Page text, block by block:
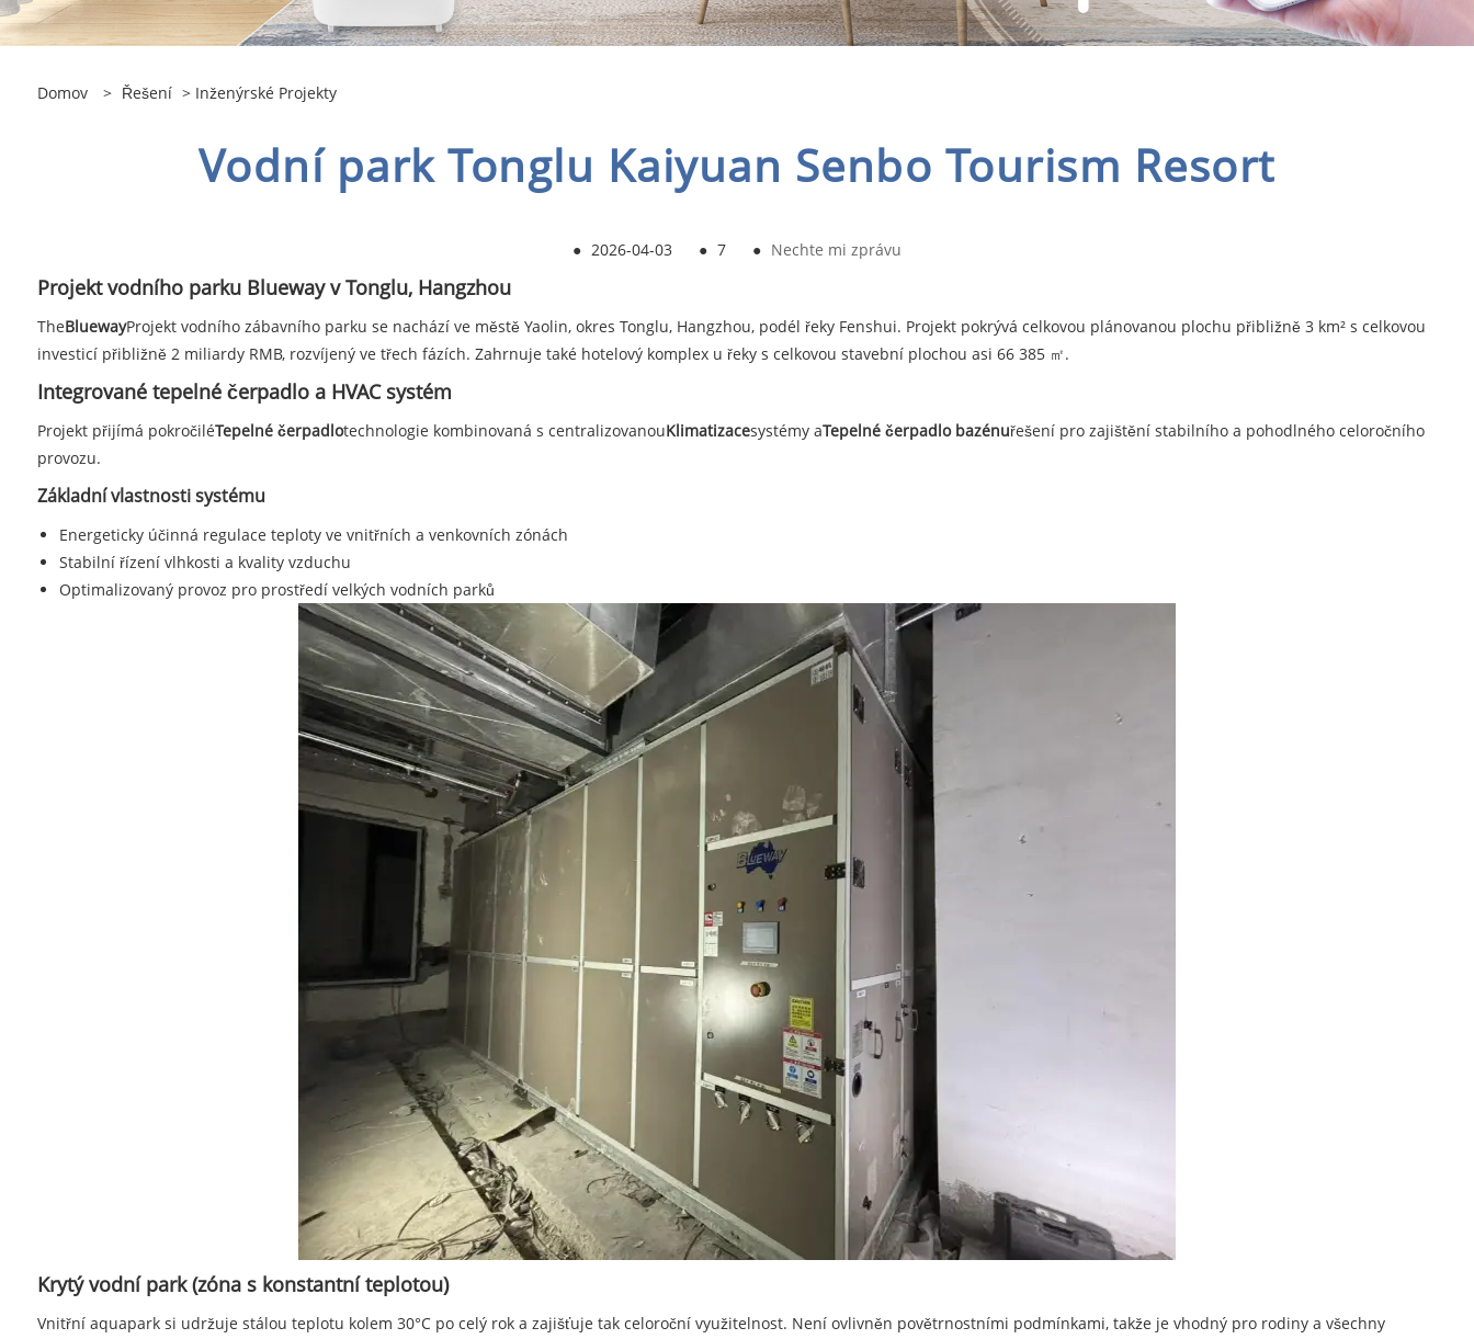
Domov > Řešení > Inženýrské Projekty
Vodní park Tonglu Kaiyuan Senbo Tourism Resort
● 2026-04-03 ● 7 ● Nechte mi zprávu
Projekt vodního parku Blueway v Tonglu, Hangzhou
TheBluewayProjekt vodního zábavního parku se nachází ve městě Yaolin, okres Tonglu, Hangzhou, podél řeky Fenshui. Projekt pokrývá celkovou plánovanou plochu přibližně 3 km² s celkovou
investicí přibližně 2 miliardy RMB, rozvíjený ve třech fázích. Zahrnuje také hotelový komplex u řeky s celkovou stavební plochou asi 66 385 ㎡.
Integrované tepelné čerpadlo a HVAC systém
Projekt přijímá pokročiléTepelné čerpadlotechnologie kombinovaná s centralizovanouKlimatizacesystémy aTepelné čerpadlo bazénuřešení pro zajištění stabilního a pohodlného celoročního
provozu.
Základní vlastnosti systému
Energeticky účinná regulace teploty ve vnitřních a venkovních zónách
Stabilní řízení vlhkosti a kvality vzduchu
Optimalizovaný provoz pro prostředí velkých vodních parků
Krytý vodní park (zóna s konstantní teplotou)
Vnitřní aquapark si udržuje stálou teplotu kolem 30°C po celý rok a zajišťuje tak celoroční využitelnost. Není ovlivněn povětrnostními podmínkami, takže je vhodný pro rodiny a všechny